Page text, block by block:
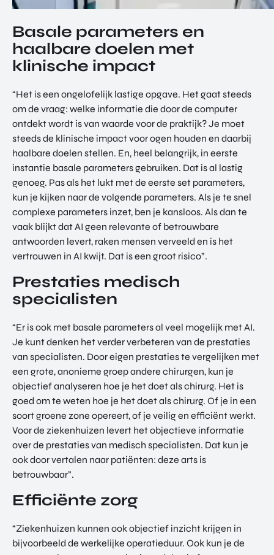
Basale parameters en
haalbare doelen met
klinische impact
“Het is een ongelofelijk lastige opgave. Het gaat steeds
om de vraag: welke informatie die door de computer
ontdekt wordt is van waarde voor de praktijk? Je moet
steeds de klinische impact voor ogen houden en daarbij
haalbare doelen stellen. En, heel belangrijk, in eerste
instantie basale parameters gebruiken. Dat is al lastig
genoeg. Pas als het lukt met de eerste set parameters,
kun je kijken naar de volgende parameters. Als je te snel
complexe parameters inzet, ben je kansloos. Als dan te
vaak blijkt dat AI geen relevante of betrouwbare
antwoorden levert, raken mensen verveeld en is het
vertrouwen in AI kwijt. Dat is een groot risico”.
Prestaties medisch
specialisten
“Er is ook met basale parameters al veel mogelijk met AI.
Je kunt denken het verder verbeteren van de prestaties
van specialisten. Door eigen prestaties te vergelijken met
een grote, anonieme groep andere chirurgen, kun je
objectief analyseren hoe je het doet als chirurg. Het is
goed om te weten hoe je het doet als chirurg. Of je in een
soort groene zone opereert, of je veilig en efficiënt werkt.
Voor de ziekenhuizen levert het objectieve informatie
over de prestaties van medisch specialisten. Dat kun je
ook door vertalen naar patiënten: deze arts is
betrouwbaar”.
Efficiënte zorg
“Ziekenhuizen kunnen ook objectief inzicht krijgen in
bijvoorbeeld de werkelijke operatieduur. Ook kun je de